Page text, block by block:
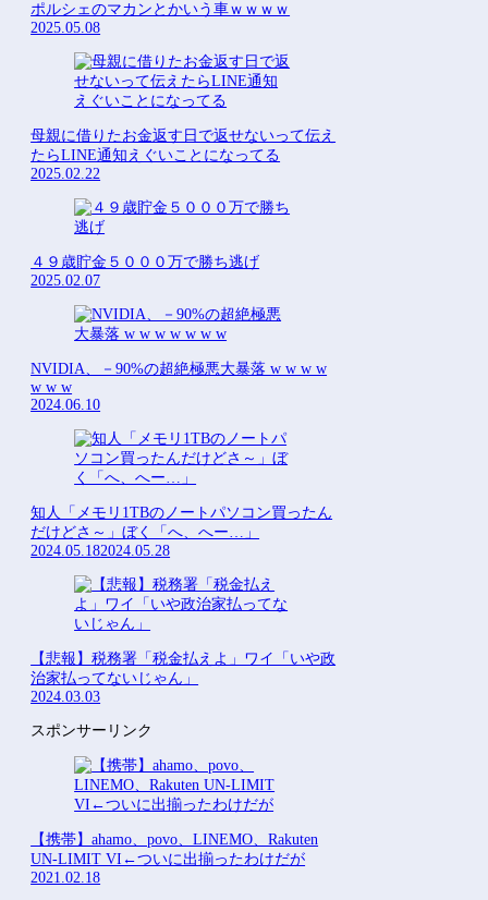
ポルシェのマカンとかいう車ｗｗｗｗ
2025.05.08
母親に借りたお金返す日で返せないって伝え
たらLINE通知えぐいことになってる
2025.02.22
４９歳貯金５０００万で勝ち逃げ
2025.02.07
NVIDIA、－90%の超絶極悪大暴落 w w w w
w w w
2024.06.10
知人「メモリ1TBのノートパソコン買ったん
だけどさ～」ぼく「へ、へー…」
2024.05.182024.05.28
【悲報】税務署「税金払えよ」ワイ「いや政
治家払ってないじゃん」
2024.03.03
スポンサーリンク
【携帯】ahamo、povo、LINEMO、Rakuten
UN-LIMIT VI←ついに出揃ったわけだが
2021.02.18